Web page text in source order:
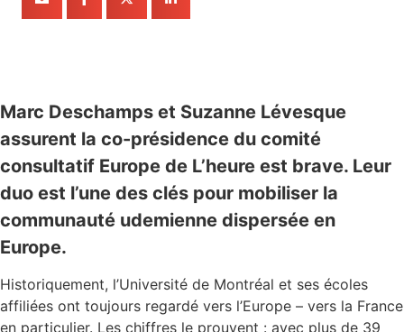
Marc Deschamps et Suzanne Lévesque
assurent la co-présidence du comité
consultatif Europe de L’heure est brave. Leur
duo est l’une des clés pour mobiliser la
communauté udemienne dispersée en
Europe.
Historiquement, l’Université de Montréal et ses écoles
affiliées ont toujours regardé vers l’Europe – vers la France
en particulier. Les chiffres le prouvent : avec plus de 39